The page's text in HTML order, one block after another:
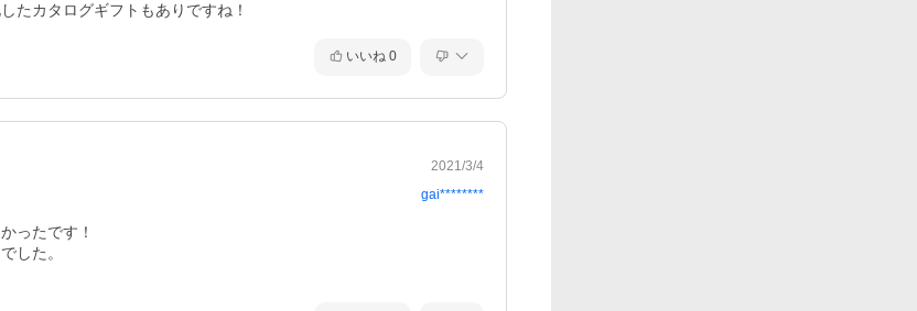
たカタログギフトもありですね！
いいね 0
2021/3/4
gai********
ったです！
した。